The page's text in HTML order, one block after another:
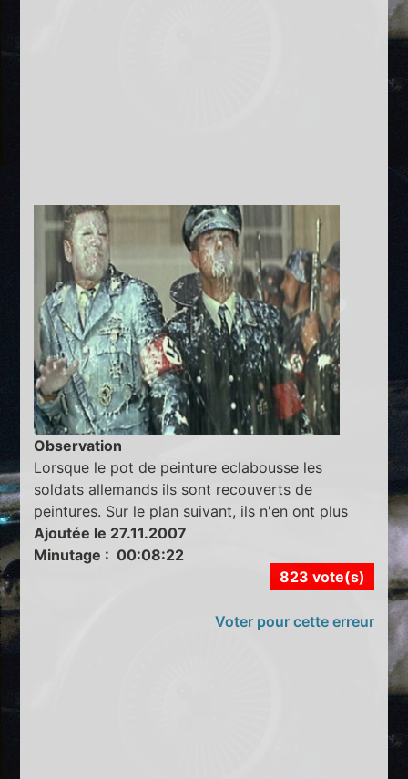
Observation
Lorsque le pot de peinture eclabousse les
soldats allemands ils sont recouverts de
peintures. Sur le plan suivant, ils n'en ont plus
Ajoutée le 27.11.2007
Minutage : 00:08:22
823 vote(s)
Voter pour cette erreur